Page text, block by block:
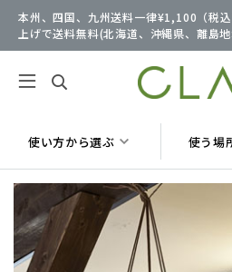
本州、四国、九州送料一律¥1,100（税
上げで送料無料(北海道、沖縄県、離島地
使い方から選ぶ 使う場